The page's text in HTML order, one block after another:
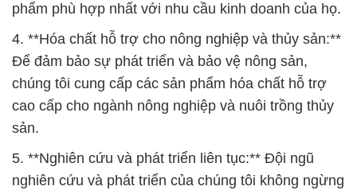
phẩm phù hợp nhất với nhu cầu kinh doanh của họ.
4. **Hóa chất hỗ trợ cho nông nghiệp và thủy sản:**
Để đảm bảo sự phát triển và bảo vệ nông sản,
chúng tôi cung cấp các sản phẩm hóa chất hỗ trợ
cao cấp cho ngành nông nghiệp và nuôi trồng thủy
sản.
5. **Nghiên cứu và phát triển liên tục:** Đội ngũ
nghiên cứu và phát triển của chúng tôi không ngừng